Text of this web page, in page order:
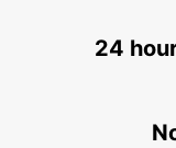
MILAN SARCA
24